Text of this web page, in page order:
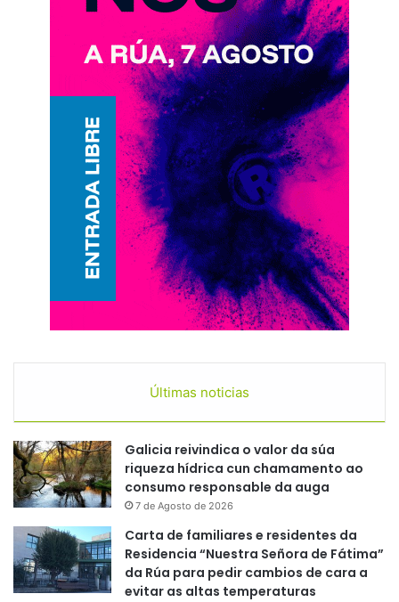
Últimas noticias
Galicia reivindica o valor da súa
riqueza hídrica cun chamamento ao
consumo responsable da auga
7 de Agosto de 2026
Carta de familiares e residentes da
Residencia “Nuestra Señora de Fátima”
da Rúa para pedir cambios de cara a
evitar as altas temperaturas